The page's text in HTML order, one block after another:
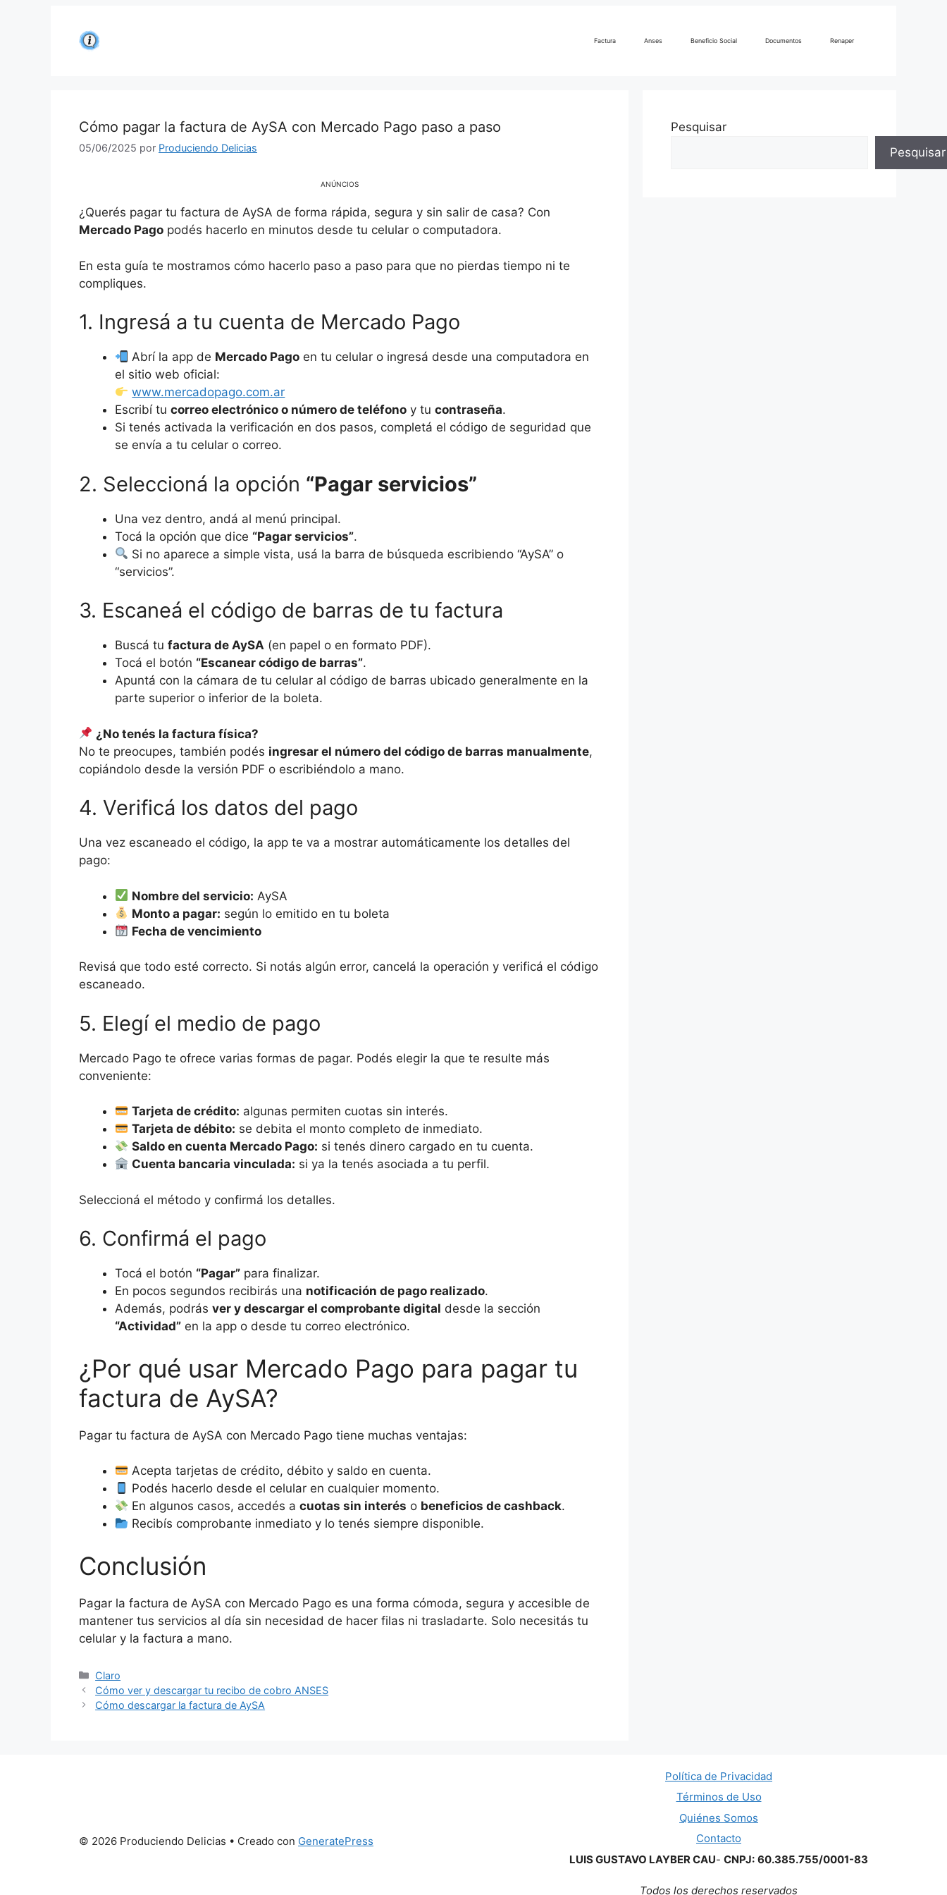
Factura Anses Beneficio Social Documentos Renaper
Cómo pagar la factura de AySA con Mercado Pago paso a paso
05/06/2025 por Produciendo Delicias
ANÚNCIOS
¿Querés pagar tu factura de AySA de forma rápida, segura y sin salir de casa? Con
Mercado Pago podés hacerlo en minutos desde tu celular o computadora.
En esta guía te mostramos cómo hacerlo paso a paso para que no pierdas tiempo ni te
compliques.
1. Ingresá a tu cuenta de Mercado Pago
Abrí la app de Mercado Pago en tu celular o ingresá desde una computadora en
el sitio web oficial:
www.mercadopago.com.ar
Escribí tu correo electrónico o número de teléfono y tu contraseña.
Si tenés activada la verificación en dos pasos, completá el código de seguridad que
se envía a tu celular o correo.
2. Seleccioná la opción “Pagar servicios”
Una vez dentro, andá al menú principal.
Tocá la opción que dice “Pagar servicios”.
Si no aparece a simple vista, usá la barra de búsqueda escribiendo “AySA” o
“servicios”.
3. Escaneá el código de barras de tu factura
Buscá tu factura de AySA (en papel o en formato PDF).
Tocá el botón “Escanear código de barras”.
Apuntá con la cámara de tu celular al código de barras ubicado generalmente en la
parte superior o inferior de la boleta.
¿No tenés la factura física?
No te preocupes, también podés ingresar el número del código de barras manualmente,
copiándolo desde la versión PDF o escribiéndolo a mano.
4. Verificá los datos del pago
Una vez escaneado el código, la app te va a mostrar automáticamente los detalles del
pago:
Nombre del servicio: AySA
Monto a pagar: según lo emitido en tu boleta
Fecha de vencimiento
Revisá que todo esté correcto. Si notás algún error, cancelá la operación y verificá el código
escaneado.
5. Elegí el medio de pago
Mercado Pago te ofrece varias formas de pagar. Podés elegir la que te resulte más
conveniente:
Tarjeta de crédito: algunas permiten cuotas sin interés.
Tarjeta de débito: se debita el monto completo de inmediato.
Saldo en cuenta Mercado Pago: si tenés dinero cargado en tu cuenta.
Cuenta bancaria vinculada: si ya la tenés asociada a tu perfil.
Seleccioná el método y confirmá los detalles.
6. Confirmá el pago
Tocá el botón “Pagar” para finalizar.
En pocos segundos recibirás una notificación de pago realizado.
Además, podrás ver y descargar el comprobante digital desde la sección
“Actividad” en la app o desde tu correo electrónico.
¿Por qué usar Mercado Pago para pagar tu
factura de AySA?
Pagar tu factura de AySA con Mercado Pago tiene muchas ventajas:
Acepta tarjetas de crédito, débito y saldo en cuenta.
Podés hacerlo desde el celular en cualquier momento.
En algunos casos, accedés acuotas sin interés o beneficios de cashback.
Recibís comprobante inmediato y lo tenés siempre disponible.
Conclusión
Pagar la factura de AySA con Mercado Pago es una forma cómoda, segura y accesible de
mantener tus servicios al día sin necesidad de hacer filas ni trasladarte. Solo necesitás tu
celular y la factura a mano.
Categorías
Claro
Cómo ver y descargar tu recibo de cobro ANSES
Cómo descargar la factura de AySA
Pesquisar
Pesquisar
Política de Privacidad
Términos de Uso
Quiénes Somos
Contacto
LUIS GUSTAVO LAYBER CAU- CNPJ: 60.385.755/0001-83
Todos los derechos reservados
© 2026 Produciendo Delicias • Creado con GeneratePress